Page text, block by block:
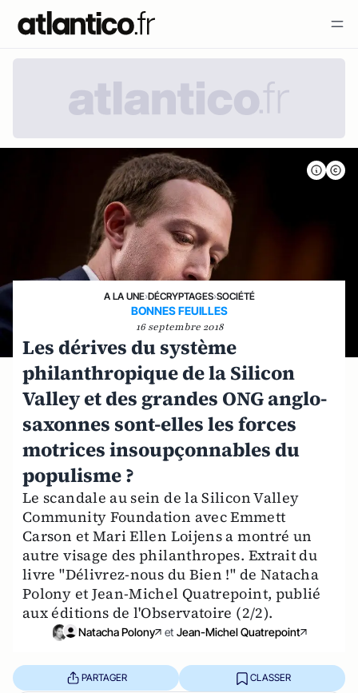
A LA UNE›DÉCRYPTAGES›SOCIÉTÉ
BONNES FEUILLES
16 septembre 2018
Les dérives du système
philanthropique de la Silicon
Valley et des grandes ONG anglo-
saxonnes sont-elles les forces
motrices insoupçonnables du
populisme ?
Le scandale au sein de la Silicon Valley
Community Foundation avec Emmett
Carson et Mari Ellen Loijens a montré un
autre visage des philanthropes. Extrait du
livre "Délivrez-nous du Bien !" de Natacha
Polony et Jean-Michel Quatrepoint, publié
aux éditions de l'Observatoire (2/2).
Natacha Polony et Jean-Michel Quatrepoint
PARTAGER CLASSER